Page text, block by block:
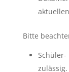
Bitte
Schüler-
zulässig.